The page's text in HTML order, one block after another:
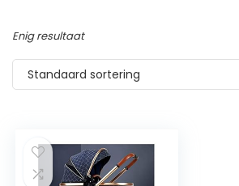
Enig resultaat
Standaard sortering